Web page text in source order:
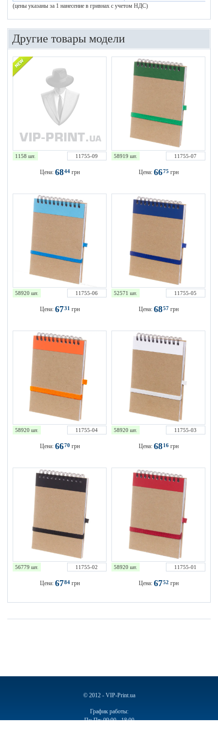
(цены указаны за 1 нанесение в гривнах с учетом НДС)
Другие товары модели
1158 шт. 11755-09
Цена: 6844грн
58919 шт. 11755-07
Цена: 6675 грн
58920 шт. 11755-06
Цена: 6731 грн
52571 шт. 11755-05
Цена: 6857 грн
58920 шт. 11755-04
Цена: 6670 грн
58920 шт. 11755-03
Цена: 6816грн
56779 шт. 11755-02
Цена: 6784грн
58920 шт. 11755-01
Цена: 6752 грн
© 2012 - VIP-Print.ua
График работы:
Пн-Пт: 09:00 - 18:00